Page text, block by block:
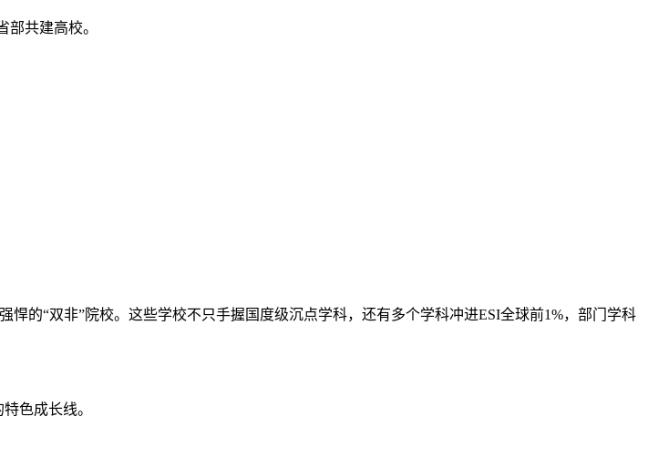
共建高校。
“双非”院校。这些学校不只手握国度级沉点学科，还有多个学科冲进ESI全球前1%，部门学科
色成长线。